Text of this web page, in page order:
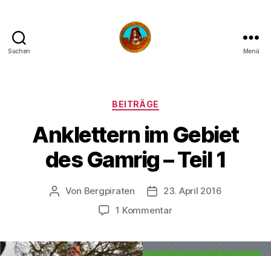
Suchen Menü
Kategorien
BEITRÄGE
Anklettern im Gebiet
des Gamrig – Teil 1
Beitragsautor
Von Bergpiraten Veröffentlichungsdatum
23. April 2016
1 Kommentarzu
Gebiet